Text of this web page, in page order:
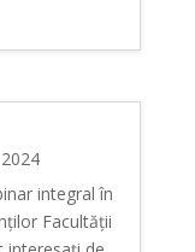
integral în
Facultății